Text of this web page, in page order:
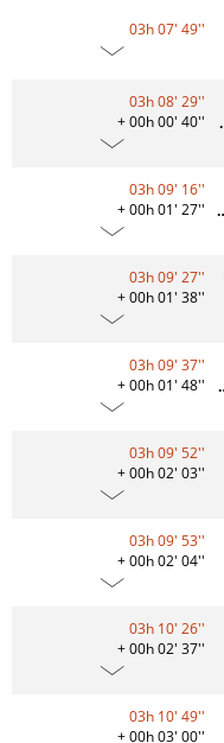
03h 07' 49''
03h 08' 29''
+ 00h 00' 40''
03h 09' 16''
+ 00h 01' 27''
03h 09' 27''
+ 00h 01' 38''
03h 09' 37''
+ 00h 01' 48''
03h 09' 52''
+ 00h 02' 03''
03h 09' 53''
+ 00h 02' 04''
03h 10' 26''
+ 00h 02' 37''
03h 10' 49''
+ 00h 03' 00''